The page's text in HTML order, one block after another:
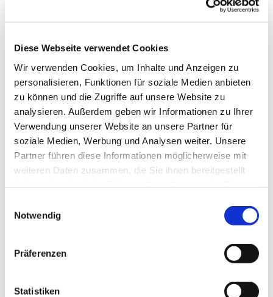
Diese Webseite verwendet Cookies
Wir verwenden Cookies, um Inhalte und Anzeigen zu
personalisieren, Funktionen für soziale Medien anbieten
zu können und die Zugriffe auf unsere Website zu
analysieren. Außerdem geben wir Informationen zu Ihrer
Verwendung unserer Website an unsere Partner für
soziale Medien, Werbung und Analysen weiter. Unsere
Partner führen diese Informationen möglicherweise mit
weiteren Daten zusammen, die Sie ihnen bereitgestellt
Notwendig
Präferenzen
Statistiken
Dies könnte Sie auch interessieren